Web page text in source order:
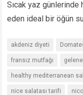
Sıcak yaz günlerinde
eden ideal bir öğün
akdeniz diyeti
fransız mutfağı
healthy mediterranean
nice salatası tarifi